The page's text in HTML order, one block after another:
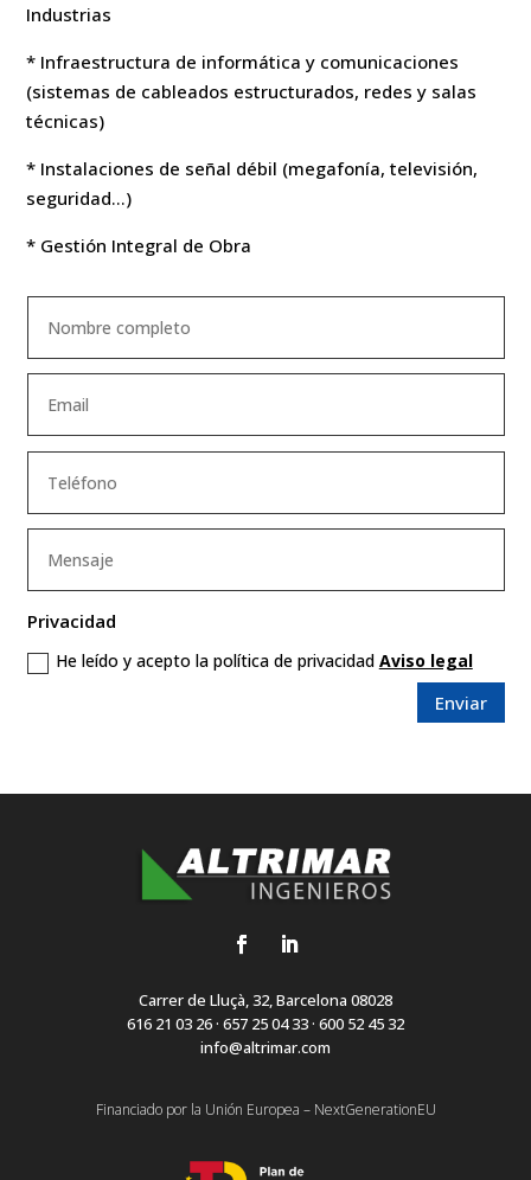
Industrias
* Infraestructura de informática y comunicaciones
(sistemas de cableados estructurados, redes y salas
técnicas)
* Instalaciones de señal débil (megafonía, televisión,
seguridad…)
* Gestión Integral de Obra
Privacidad
He leído y acepto la política de privacidad Aviso legal
Enviar
Carrer de Lluçà, 32, Barcelona 08028
616 21 03 26 · 657 25 04 33 · 600 52 45 32
info@altrimar.com
Financiado por la Unión Europea – NextGenerationEU